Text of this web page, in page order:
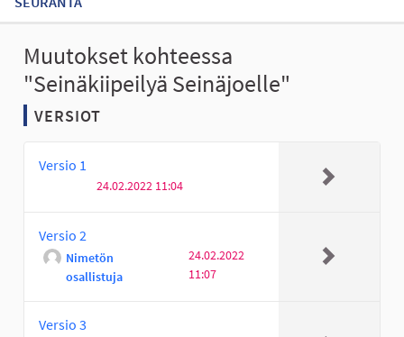
Muutokset kohteessa
"Seinäkiipeilyä Seinäjoelle"
VERSIOT
Versio 1
24.02.2022 11:04
Versio 2
Nimetön
osallistuja
24.02.2022
11:07
Versio 3